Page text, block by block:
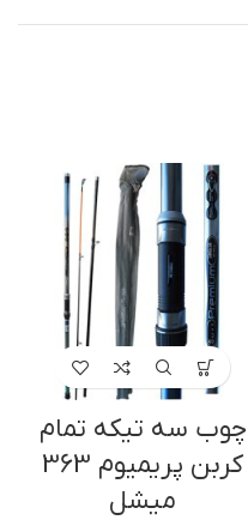
چوب سه تیکه تمام
کربن پریمیوم 363
میشل